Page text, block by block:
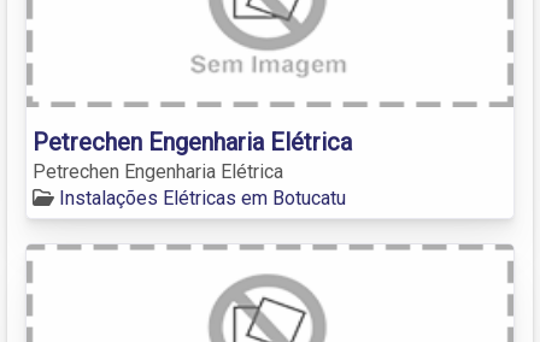
Petrechen Engenharia Elétrica
Petrechen Engenharia Elétrica
Instalações Elétricas em Botucatu